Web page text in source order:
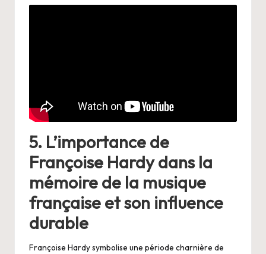
5. L’importance de
Françoise Hardy dans la
mémoire de la musique
française et son influence
durable
Françoise Hardy symbolise une période charnière de